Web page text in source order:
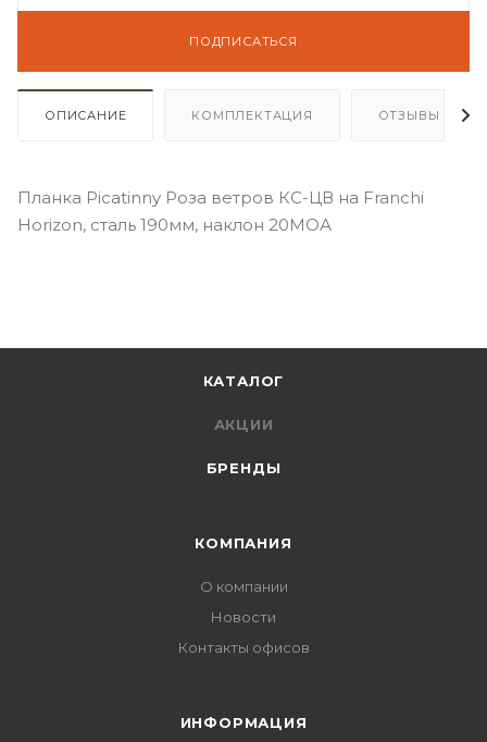
ПОДПИСАТЬСЯ
ОПИСАНИЕ КОМПЛЕКТАЦИЯ ОТЗЫВЫ
Планка Picatinny Роза ветров КС-ЦВ на Franchi
Horizon, сталь 190мм, наклон 20МОА
КАТАЛОГ
АКЦИИ
БРЕНДЫ
КОМПАНИЯ
О компании
Новости
Контакты офисов
ИНФОРМАЦИЯ